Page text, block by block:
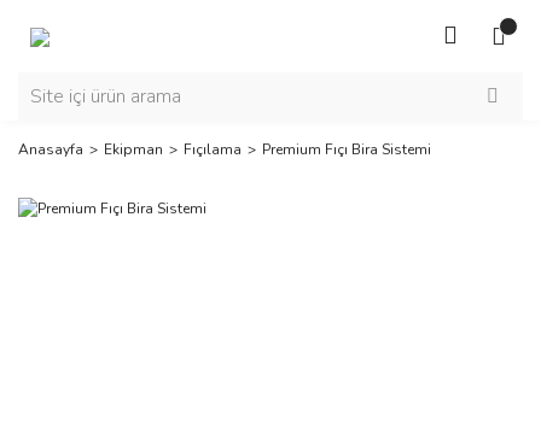
Anasayfa Ekipman Fıçılama Premium Fıçı Bira Sistemi